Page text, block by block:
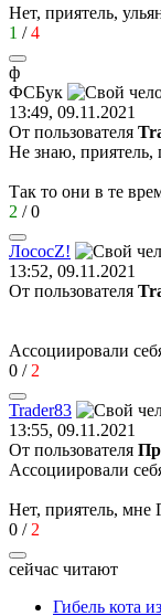
Нет, приятель,
1 /4
ф
ФСБук
13:49, 09.11.2021
От пользователя
Не знаю, приятель,
Так то они в те
2 /0
ЛососZ!
13:52, 09.11.2021
От пользователя
Ассоциировали
0 / 2
Trader83
13:55, 09.11.2021
От пользователя
Ассоциировали
Нет, приятель, мне
0 / 2
сейчас читают
Гибель кота